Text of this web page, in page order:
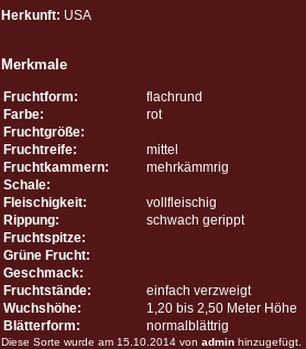
Herkunft: USA
Merkmale
Fruchtform:
flachrund
Farbe:
rot
Fruchtgröße:
Fruchtreife:
mittel
Fruchtkammern:
mehrkämmrig
Schale:
Fleischigkeit:
vollfleischig
Rippung:
schwach gerippt
Fruchtspitze:
Grüne Frucht:
Geschmack:
Fruchtstände:
einfach verzweigt
Wuchshöhe:
1,20 bis 2,50 Meter Höhe
Blätterform:
normalblättrig
Diese Sorte wurde am 15.10.2014 von admin hinzugefügt.